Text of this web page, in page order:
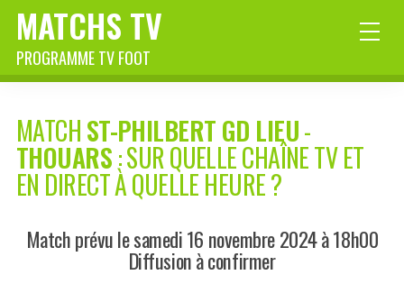
MATCHS TV
PROGRAMME TV FOOT
MATCHST-PHILBERT GD LIEU-
THOUARS: SUR QUELLE CHAÎNE TV ET
EN DIRECT À QUELLE HEURE ?
Match prévu le samedi 16 novembre 2024 à 18h00
Diffusion à confirmer